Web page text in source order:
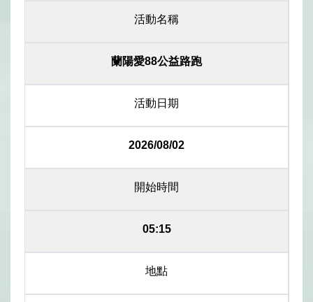
活動名稱
蘭陽愛88公益路跑
活動日期
2026/08/02
開始時間
05:15
地點